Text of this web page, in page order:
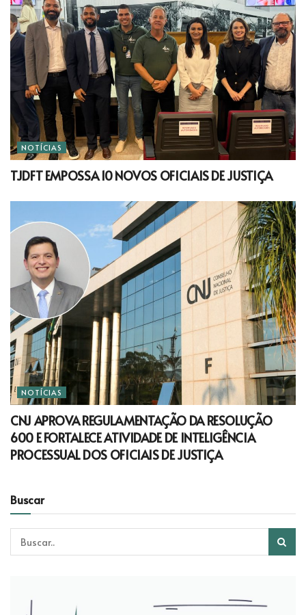
NOTÍCIAS
TJDFT EMPOSSA 10 NOVOS OFICIAIS DE JUSTIÇA
NOTÍCIAS
CNJ APROVA REGULAMENTAÇÃO DA RESOLUÇÃO
600 E FORTALECE ATIVIDADE DE INTELIGÊNCIA
PROCESSUAL DOS OFICIAIS DE JUSTIÇA
Buscar